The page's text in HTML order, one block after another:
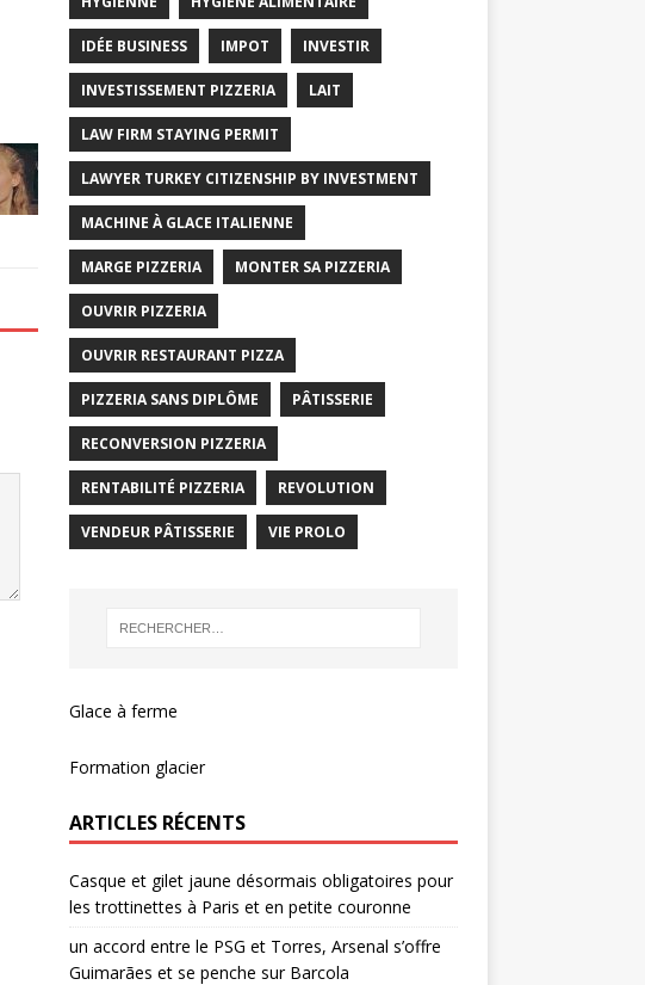
IDÉE BUSINESS IMPOT INVESTIR
INVESTISSEMENT PIZZERIA LAIT
LAW FIRM STAYING PERMIT
LAWYER TURKEY CITIZENSHIP BY INVESTMENT
MACHINE À GLACE ITALIENNE
MARGE PIZZERIA MONTER SA PIZZERIA
OUVRIR PIZZERIA
OUVRIR RESTAURANT PIZZA
PIZZERIA SANS DIPLÔME PÂTISSERIE
RECONVERSION PIZZERIA
RENTABILITÉ PIZZERIA REVOLUTION
VENDEUR PÂTISSERIE VIE PROLO
Glace à ferme
Formation glacier
ARTICLES RÉCENTS
Casque et gilet jaune désormais obligatoires pour
les trottinettes à Paris et en petite couronne
un accord entre le PSG et Torres, Arsenal s’offre
Guimarães et se penche sur Barcola